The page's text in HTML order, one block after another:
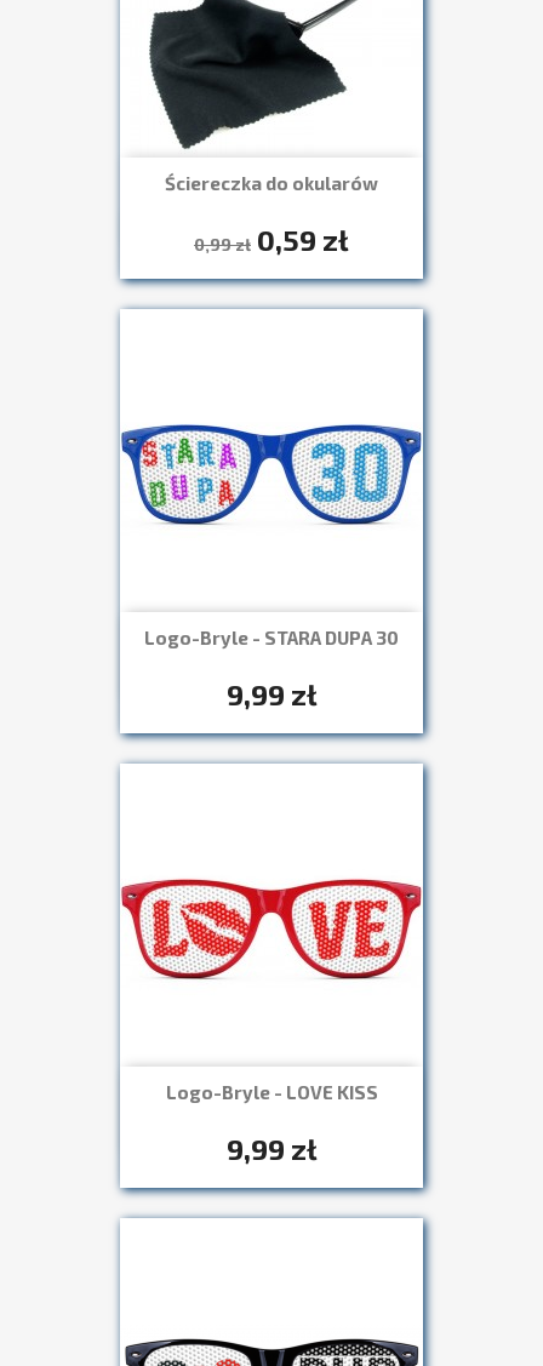
Ściereczka do okularów
0,99 zł 0,59 zł
Szybki podgląd
Logo-Bryle - STARA DUPA 30
9,99 zł
Szybki podgląd
Logo-Bryle - LOVE KISS
9,99 zł
Szybki podgląd